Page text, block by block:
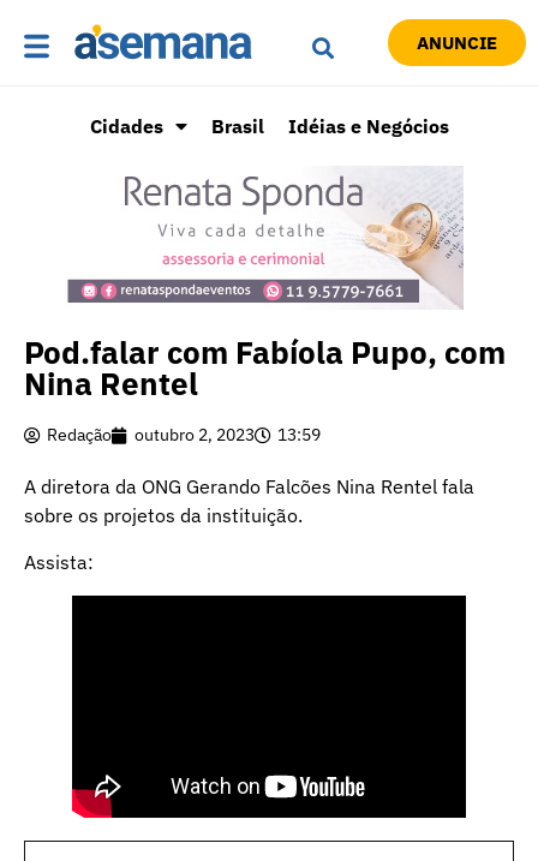
ANUNCIE
Cidades Brasil Idéias e Negócios
Pod.falar com Fabíola Pupo, com
Nina Rentel
Redação outubro 2, 2023 13:59
A diretora da ONG Gerando Falcões Nina Rentel fala
sobre os projetos da instituição.
Assista: